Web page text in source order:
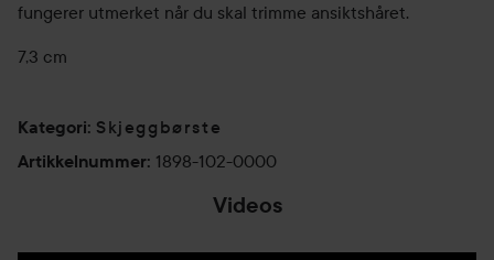
fungerer utmerket når du skal trimme ansiktshåret.
7,3 cm
Kategori: Skjeggbørste
Artikkelnummer: 1898-102-0000
Videos